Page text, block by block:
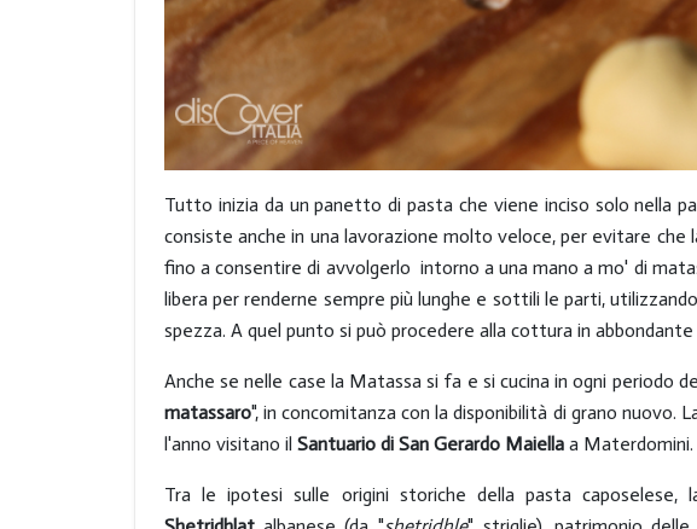
Tutto inizia da un panetto di pasta che viene inciso solo nella
consiste anche in una lavorazione molto veloce, per evitare
fino a consentire di avvolgerlo intorno a una mano a mo' di
libera per renderne sempre più lunghe e sottili le parti,
spezza. A quel punto si può procedere alla cottura in
Anche se nelle case la Matassa si fa e si cucina in ogni
matassaro", in concomitanza con la disponibilità di grano
l'anno visitano il Santuario di San Gerardo Maiella a Materdomini.
Tra le ipotesi sulle origini storiche della pasta caposelese,